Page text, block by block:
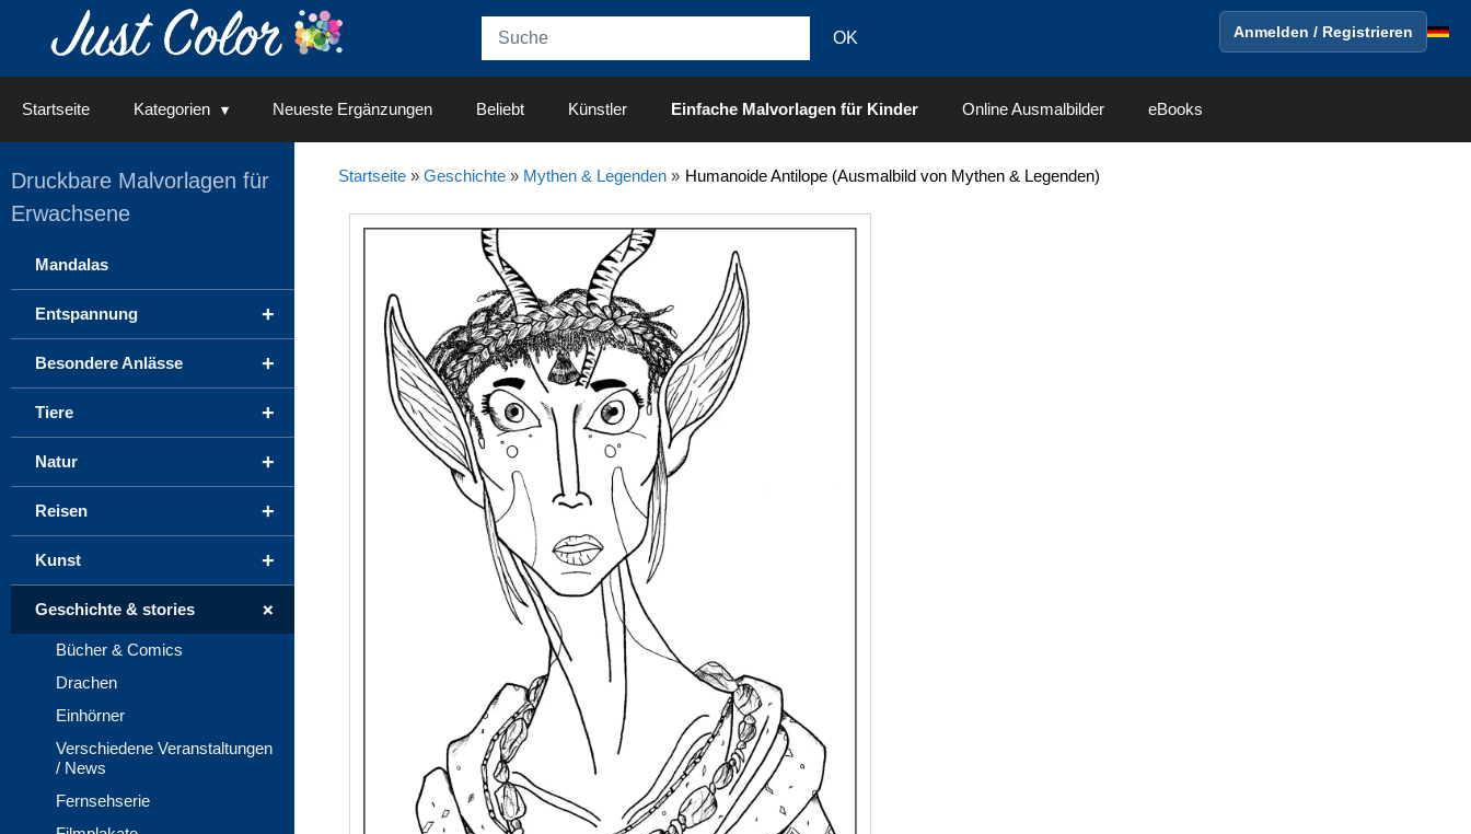
Anmelden / Registrieren
Startseite Kategorien Neueste Ergänzungen Beliebt Künstler Einfache Malvorlagen für Kinder Online Ausmalbilder eBooks
Startseite» Geschichte» Mythen & Legenden» Humanoide Antilope (Ausmalbild von Mythen & Legenden)
Druckbare Malvorlagen für
Erwachsene
Mandalas
+
Entspannung
+
Besondere Anlässe
+
Tiere
+
Natur
+
Reisen
+
Kunst
+
Geschichte & stories
Bücher & Comics
Drachen
Einhörner
Verschiedene Veranstaltungen
/ News
Fernsehserie